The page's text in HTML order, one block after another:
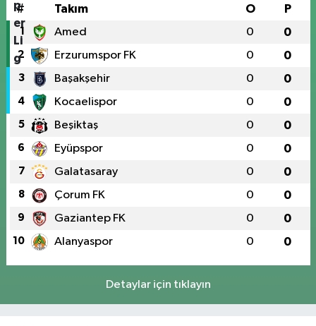
# Takım O P
1 Amed 0 0
2 Erzurumspor FK 0 0
3 Başakşehir 0 0
4 Kocaelispor 0 0
5 Beşiktaş 0 0
6 Eyüpspor 0 0
7 Galatasaray 0 0
8 Çorum FK 0 0
9 Gaziantep FK 0 0
10 Alanyaspor 0 0
Detaylar için tıklayın